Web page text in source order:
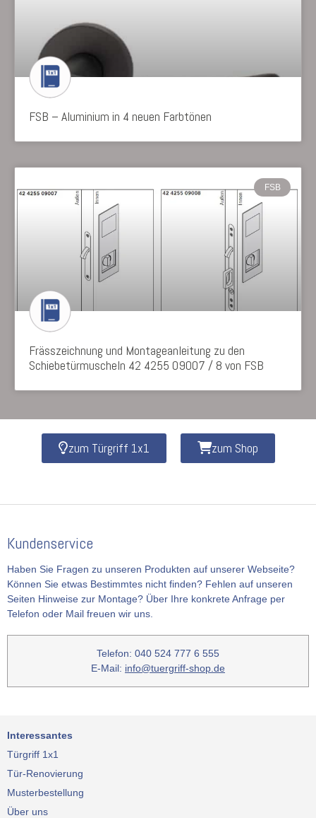
FSB – Aluminium in 4 neuen Farbtönen
FSB
Frässzeichnung und Montageanleitung zu den
Schiebetürmuscheln 42 4255 09007 / 8 von FSB
zum Türgriff 1x1 zum Shop
Kundenservice
Haben Sie Fragen zu unseren Produkten auf unserer Webseite?
Können Sie etwas Bestimmtes nicht finden? Fehlen auf unseren
Seiten Hinweise zur Montage? Über Ihre konkrete Anfrage per
Telefon oder Mail freuen wir uns.
Telefon: 040 524 777 6 555
E-Mail: info@tuergriff-shop.de
Interessantes
Türgriff 1x1
Tür-Renovierung
Musterbestellung
Über uns